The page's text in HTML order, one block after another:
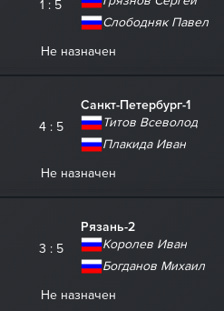
1 : 5
Слободняк Павел
Не назначен
4 : 5
Санкт-Петербург-1
Титов Всеволод
Плакида Иван
Не назначен
3 : 5
Рязань-2
Королев Иван
Богданов Михаил
Не назначен